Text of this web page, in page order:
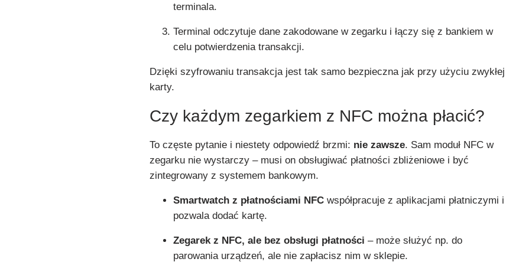
terminala.
Terminal odczytuje dane zakodowane w zegarku i łączy się z bankiem w
celu potwierdzenia transakcji.
Dzięki szyfrowaniu transakcja jest tak samo bezpieczna jak przy użyciu zwykłej
karty.
Czy każdym zegarkiem z NFC można płacić?
To częste pytanie i niestety odpowiedź brzmi: nie zawsze. Sam moduł NFC w
zegarku nie wystarczy – musi on obsługiwać płatności zbliżeniowe i być
zintegrowany z systemem bankowym.
Smartwatch z płatnościami NFC współpracuje z aplikacjami płatniczymi i
pozwala dodać kartę.
Zegarek z NFC, ale bez obsługi płatności – może służyć np. do
parowania urządzeń, ale nie zapłacisz nim w sklepie.